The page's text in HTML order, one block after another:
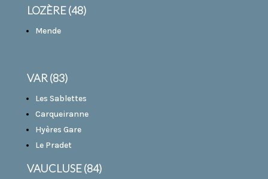
LOZÈRE (48)
Mende
VAR (83)
Les Sablettes
Carqueiranne
Hyères Gare
Le Pradet
VAUCLUSE (84)